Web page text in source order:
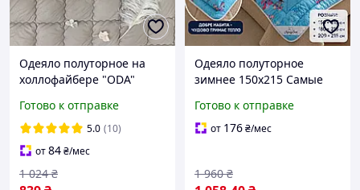
Одеяло полуторное на
холлофайбере "ODA"
Готово к отправке
5.0 (10)
от84₴/мес
1 024 ₴
Одеяло полуторное
зимнее 150х215 Самые
шерсти , Одеяла из
овчины от
Готово к отправке
от 176₴/мес
1 960 ₴